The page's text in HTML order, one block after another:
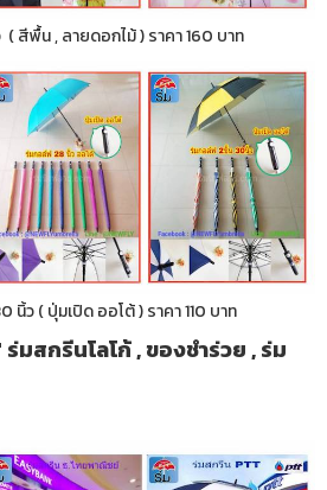
สีพื้น , ลายดอกไม้ ) ราคา 160 บาท
นิ้ว ( ปุ่มเปิด ออโต้ ) ราคา 110 บาท
มสกรีนโลโก้ , ของชำร่วย , ร่ม